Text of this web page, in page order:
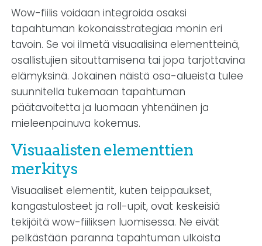
Wow-fiilis voidaan integroida osaksi
tapahtuman kokonaisstrategiaa monin eri
tavoin. Se voi ilmetä visuaalisina elementteinä,
osallistujien sitouttamisena tai jopa tarjottavina
elämyksinä. Jokainen näistä osa-alueista tulee
suunnitella tukemaan tapahtuman
päätavoitetta ja luomaan yhtenäinen ja
mieleenpainuva kokemus.
Visuaalisten elementtien
merkitys
Visuaaliset elementit, kuten teippaukset,
kangastulosteet ja roll-upit, ovat keskeisiä
tekijöitä wow-fiiliksen luomisessa. Ne eivät
pelkästään paranna tapahtuman ulkoista